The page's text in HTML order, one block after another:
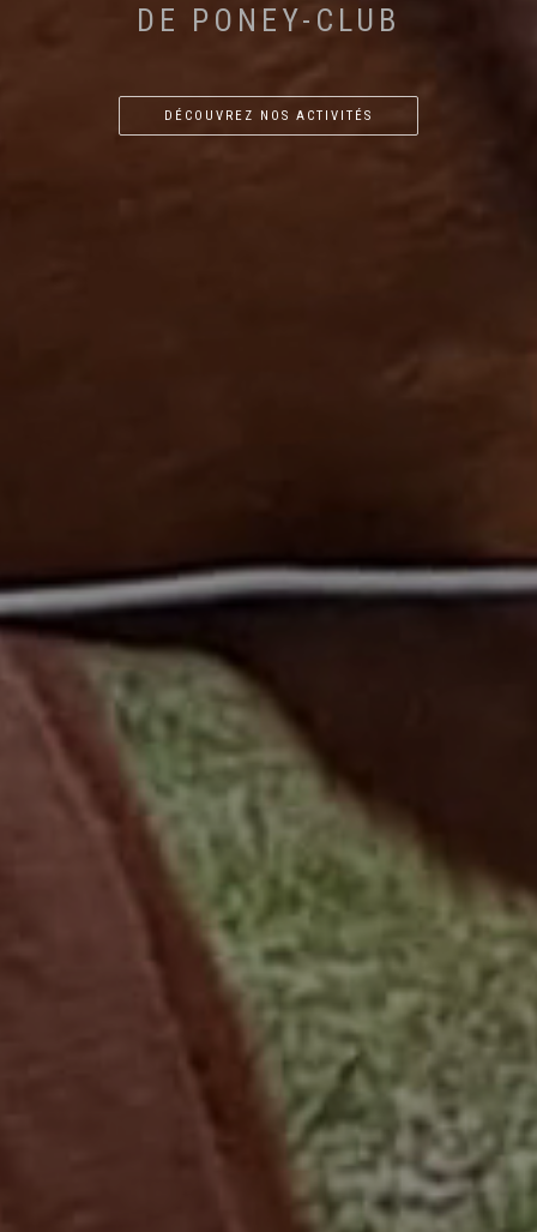
DE PONEY-CLUB
DÉCOUVREZ NOS ACTIVITÉS